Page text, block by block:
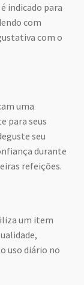
indicado para
com
com o
uma
para seus
seu
durante
refeições.
um item
uso diário no